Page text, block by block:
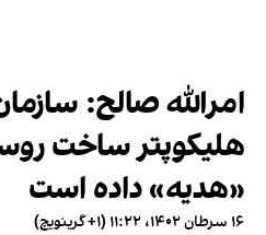
امرالله صالح:
هلیکوپتر ساخت
«هدیه» داده است
۱۶ سرطان ۱۴۰۲، ۱۱:۲۲ (‎+۱ گرینویچ)